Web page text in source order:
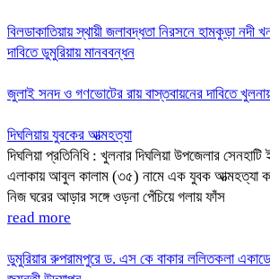
বিলডাকাতিয়ায় স্থায়ী জলাবদ্ধতা নিরসনে হামকুড়া
দাবিতে ডুমুরিয়ায় মানববন্ধন
জুলাই সনদ ও গণভোটের রায় বাস্তবায়নের দাবিতে
দিঘলিয়ায় যুবকের আত্মহত্যা
দিঘলিয়া প্রতিনিধি : খুলনার দিঘলিয়া উপজেলার সেনহাটি
এলাকায় আবুল কালাম (৩৫) নামে এক যুবক আত্মহত্যা
নিজ ঘরের আড়ার সঙ্গে ওড়না পেঁচিয়ে গলায় ফাঁস
read more
ডুমুরিয়ার রুপরামপুরে ড. এস কে বাকার ললিতকলা